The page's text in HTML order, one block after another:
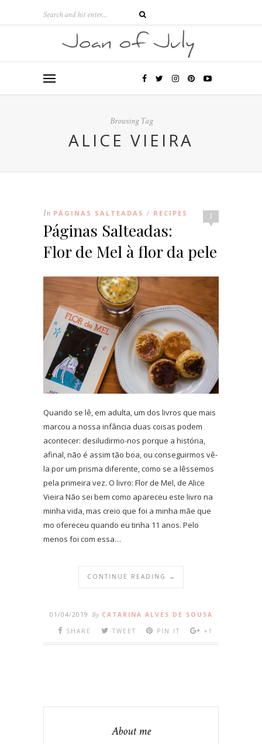
Browsing Tag
ALICE VIEIRA
1
In PÁGINAS SALTEADAS / RECIPES
Páginas Salteadas:
Flor de Mel à flor da pele
Quando se lê, em adulta, um dos livros que mais
marcou a nossa infância duas coisas podem
acontecer: desiludirmo-nos porque a história,
afinal, não é assim tão boa, ou conseguirmos vê-
la por um prisma diferente, como se a lêssemos
pela primeira vez. O livro: Flor de Mel, de Alice
Vieira Não sei bem como apareceu este livro na
minha vida, mas creio que foi a minha mãe que
mo ofereceu quando eu tinha 11 anos. Pelo
menos foi com essa…
CONTINUE READING →
01/04/2019 By CATARINA ALVES DE SOUSA
SHARE
TWEET PIN IT +1
About me